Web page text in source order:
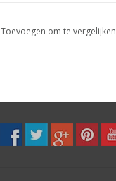
Toevoegen om te vergelijken